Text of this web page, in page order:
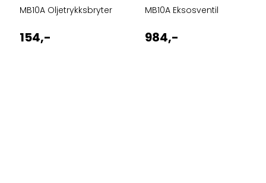
MB10A Oljetrykksbryter
154,-
MB10A Eksosventil
984,-